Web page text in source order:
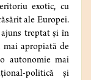
exotic, cu
ale Europei.
treptat și în
mai apropiată de
autonomie mai
politică și